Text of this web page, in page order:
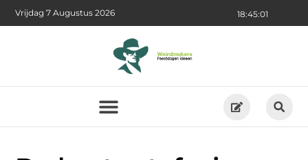
18:45:03
Vrijdag 7 Augustus 2026